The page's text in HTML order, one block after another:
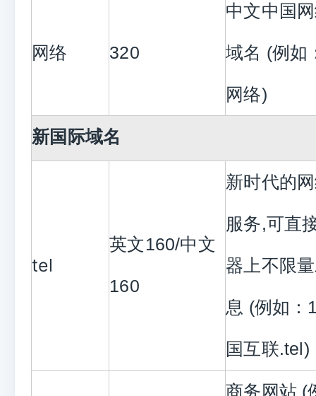
网络 320
中文中国
域名 (例如
网络)
新国际域名
tel
英文160/中文
160
新时代的
服务,可直
器上不限
息 (例如：
国互联.tel)
商务网站 (